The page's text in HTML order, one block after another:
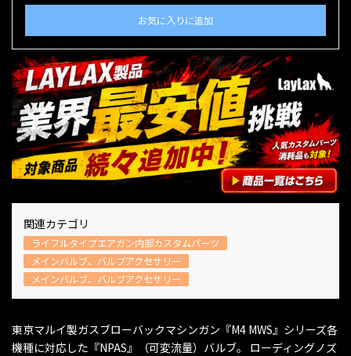
お気に入りに追加
関連カテゴリ
ライフルタイプエアガン内部カスタムパーツ
メインバルブ、バルブアクセサリー
メインバルブ、バルブアクセサリー
東京マルイ製ガスブローバックマシンガン『M4 MWS』シリーズ各
機種に対応した『NPAS』（可変流量）バルブ。 ローディングノズ